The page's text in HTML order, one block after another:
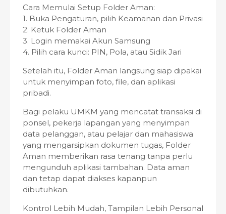
Cara Memulai Setup Folder Aman:
1. Buka Pengaturan, pilih Keamanan dan Privasi
2. Ketuk Folder Aman
3. Login memakai Akun Samsung
4. Pilih cara kunci: PIN, Pola, atau Sidik Jari
Setelah itu, Folder Aman langsung siap dipakai
untuk menyimpan foto, file, dan aplikasi
pribadi.
Bagi pelaku UMKM yang mencatat transaksi di
ponsel, pekerja lapangan yang menyimpan
data pelanggan, atau pelajar dan mahasiswa
yang mengarsipkan dokumen tugas, Folder
Aman memberikan rasa tenang tanpa perlu
mengunduh aplikasi tambahan. Data aman
dan tetap dapat diakses kapanpun
dibutuhkan.
Kontrol Lebih Mudah, Tampilan Lebih Personal